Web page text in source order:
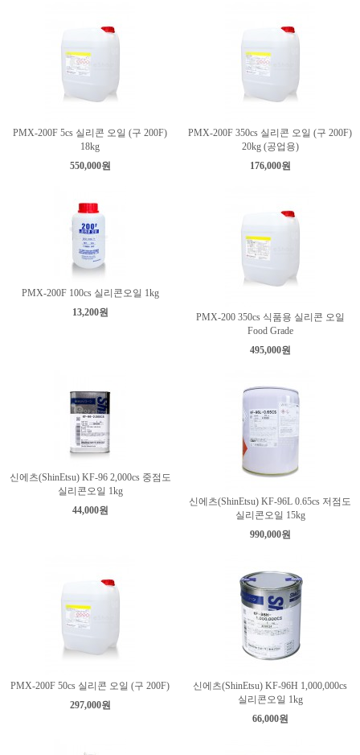
PMX-200F 5cs 실리콘 오일 (구 200F)
18kg
550,000원
PMX-200F 350cs 실리콘 오일 (구 200F)
20kg (공업용)
176,000원
PMX-200F 100cs 실리콘오일 1kg
13,200원
PMX-200 350cs 식품용 실리콘 오일
Food Grade
495,000원
신에츠(ShinEtsu) KF-96 2,000cs 중점도
실리콘오일 1kg
44,000원
신에츠(ShinEtsu) KF-96L 0.65cs 저점도
실리콘오일 15kg
990,000원
PMX-200F 50cs 실리콘 오일 (구 200F)
297,000원
신에츠(ShinEtsu) KF-96H 1,000,000cs
실리콘오일 1kg
66,000원